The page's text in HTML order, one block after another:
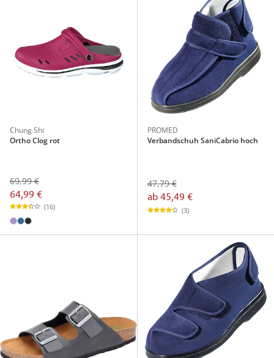
Chung Shi
Ortho Clog rot
69,99 €
64,99 €
(16)
PROMED
Verbandschuh SaniCabrio hoch
47,79 €
ab 45,49 €
(3)